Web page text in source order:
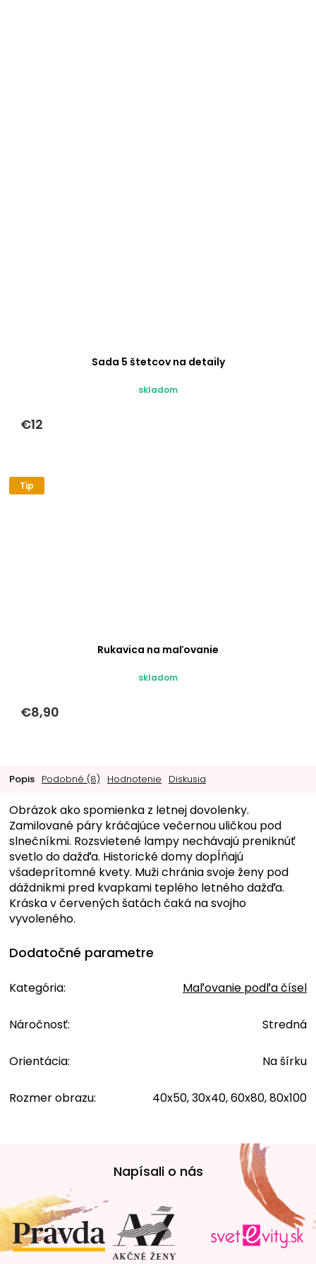
Sada 5 štetcov na detaily
skladom
€12
Tip
Rukavica na maľovanie
skladom
€8,90
Popis Podobné (8) Hodnotenie Diskusia
Obrázok ako spomienka z letnej dovolenky.
Zamilované páry kráčajúce večernou uličkou pod
slnečníkmi. Rozsvietené lampy nechávajú preniknúť
svetlo do dažďa. Historické domy dopĺňajú
všadeprítomné kvety. Muži chránia svoje ženy pod
dáždnikmi pred kvapkami teplého letného dažďa.
Kráska v červených šatách čaká na svojho
vyvoleného.
Dodatočné parametre
Kategória: Maľovanie podľa čísel
Náročnosť: Stredná
Orientácia: Na šírku
Rozmer obrazu: 40x50, 30x40, 60x80, 80x100
t
i
e
Napísali o nás